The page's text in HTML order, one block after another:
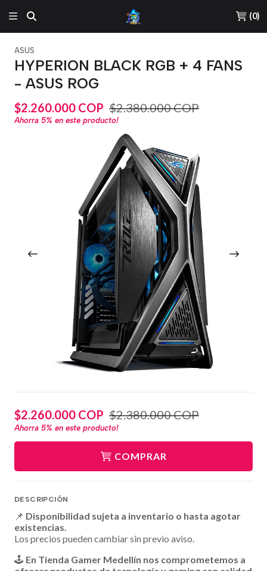
(0)
ASUS
HYPERION BLACK RGB + 4 FANS
- ASUS ROG
$2.260.000 COP $2.380.000 COP
Ahorra 5% en este producto!
$2.260.000 COP $2.380.000 COP
Ahorra 5% en este producto!
COMPRAR
DESCRIPCIÓN
📌 Disponibilidad sujeta a inventario o hasta agotar
existencias.
Los precios pueden cambiar sin previo aviso.
🕹️ En Tienda Gamer Medellín nos comprometemos a